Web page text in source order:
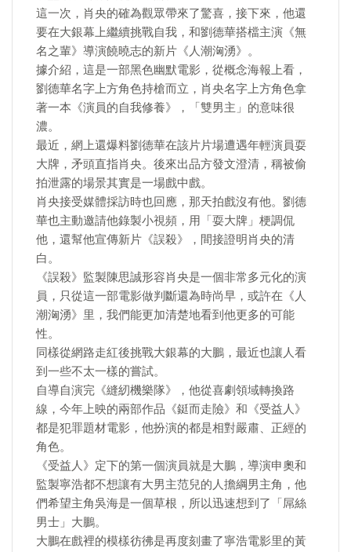
這一次，肖央的確為觀眾帶來了驚喜，接下來，他還
要在大銀幕上繼續挑戰自我，和劉德華搭檔主演《無
名之輩》導演饒曉志的新片《人潮洶湧》。
據介紹，這是一部黑色幽默電影，從概念海報上看，
劉德華名字上方角色持槍而立，肖央名字上方角色拿
著一本《演員的自我修養》，「雙男主」的意味很
濃。
最近，網上還爆料劉德華在該片片場遭遇年輕演員耍
大牌，矛頭直指肖央。後來出品方發文澄清，稱被偷
拍泄露的場景其實是一場戲中戲。
肖央接受媒體採訪時也回應，那天拍戲沒有他。劉德
華也主動邀請他錄製小視頻，用「耍大牌」梗調侃
他，還幫他宣傳新片《誤殺》，間接證明肖央的清
白。
《誤殺》監製陳思誠形容肖央是一個非常多元化的演
員，只從這一部電影做判斷還為時尚早，或許在《人
潮洶湧》里，我們能更加清楚地看到他更多的可能
性。
同樣從網路走紅後挑戰大銀幕的大鵬，最近也讓人看
到一些不太一樣的嘗試。
自導自演完《縫紉機樂隊》，他從喜劇領域轉換路
線，今年上映的兩部作品《鋌而走險》和《受益人》
都是犯罪題材電影，他扮演的都是相對嚴肅、正經的
角色。
《受益人》定下的第一個演員就是大鵬，導演申奧和
監製寧浩都不想讓有大男主范兒的人擔綱男主角，他
們希望主角吳海是一個草根，所以迅速想到了「屌絲
男士」大鵬。
大鵬在戲裡的模樣彷彿是再度刻畫了寧浩電影里的黃